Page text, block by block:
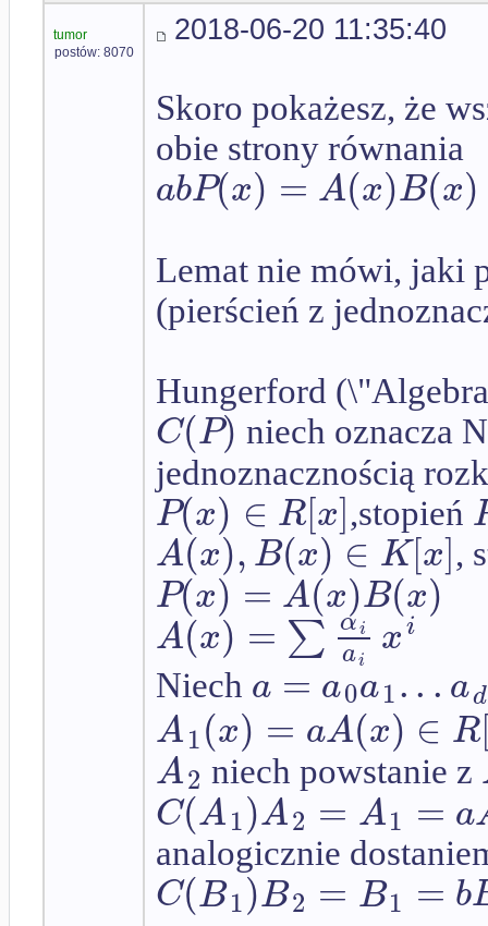
tumor
postów: 8070
2018-06-20 11:35:40
Skoro pokażesz, że
obie strony równania
abP(x) = A(x)B(x)
Lemat nie mówi, jaki
(pierścień z
Hungerford
C(P) niech oznacza
jednoznacznością
P(x) ∈ R[x],stopień
A(x),B(x) ∈ K[x],
P(x) = A(x)B(x)
A(x) = ∑ αi
ai xi
Niech a = a0a1... ad
A1(x) = aA(x) ∈ R
A2 niech powstanie z
C(A1)A2 = A1 = a
analogicznie
C(B1)B2 = B1 = b